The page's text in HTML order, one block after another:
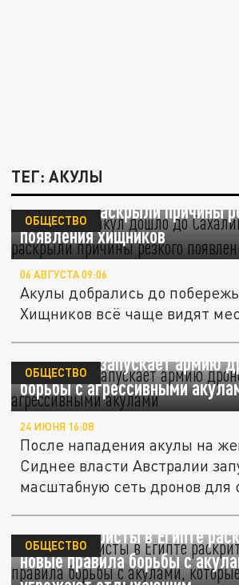
ТЕГ: АКУЛЫ
Нашествие акул дошло до
Эксперты раскрыли причины
появления хищников
ОБЩЕСТВО
06 АВГУСТА 09:06
Акулы добрались до
Хищников всё чаще видят
Австралия запускает армию
борьбы с агрессивными
ОБЩЕСТВО
24 ИЮНЯ 16:08
После нападения акулы на
Сиднее власти Австралии
масштабную сеть дронов для
Русские туристы в Египте
новые правила борьбы с
ОБЩЕСТВО